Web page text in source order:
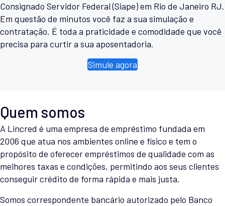
Consignado Servidor Federal (Siape) em Rio de Janeiro RJ.
Em questão de minutos você faz a sua simulação e
contratação. É toda a praticidade e comodidade que você
precisa para curtir a sua aposentadoria.
Simule agora
Quem somos
A Lincred é uma empresa de empréstimo fundada em
2006 que atua nos ambientes online e físico e tem o
propósito de oferecer empréstimos de qualidade com as
melhores taxas e condições, permitindo aos seus clientes
conseguir crédito de forma rápida e mais justa.
Somos correspondente bancário autorizado pelo Banco